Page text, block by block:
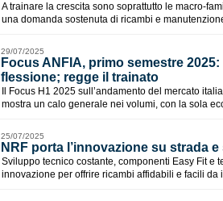
A trainare la crescita sono soprattutto le macro-
una domanda sostenuta di ricambi e
29/07/2025
Focus ANFIA, primo semestre
flessione; regge il trainato
Il Focus H1 2025 sull’andamento del mercato
mostra un calo generale nei volumi, con la sola
25/07/2025
NRF porta l’innovazione su strada
Sviluppo tecnico costante, componenti Easy Fit e
innovazione per offrire ricambi affidabili e facili